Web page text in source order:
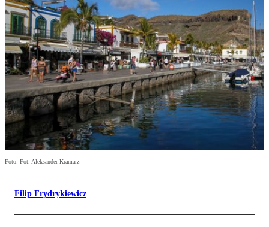
Foto: Fot. Aleksander Kramarz
Filip Frydrykiewicz